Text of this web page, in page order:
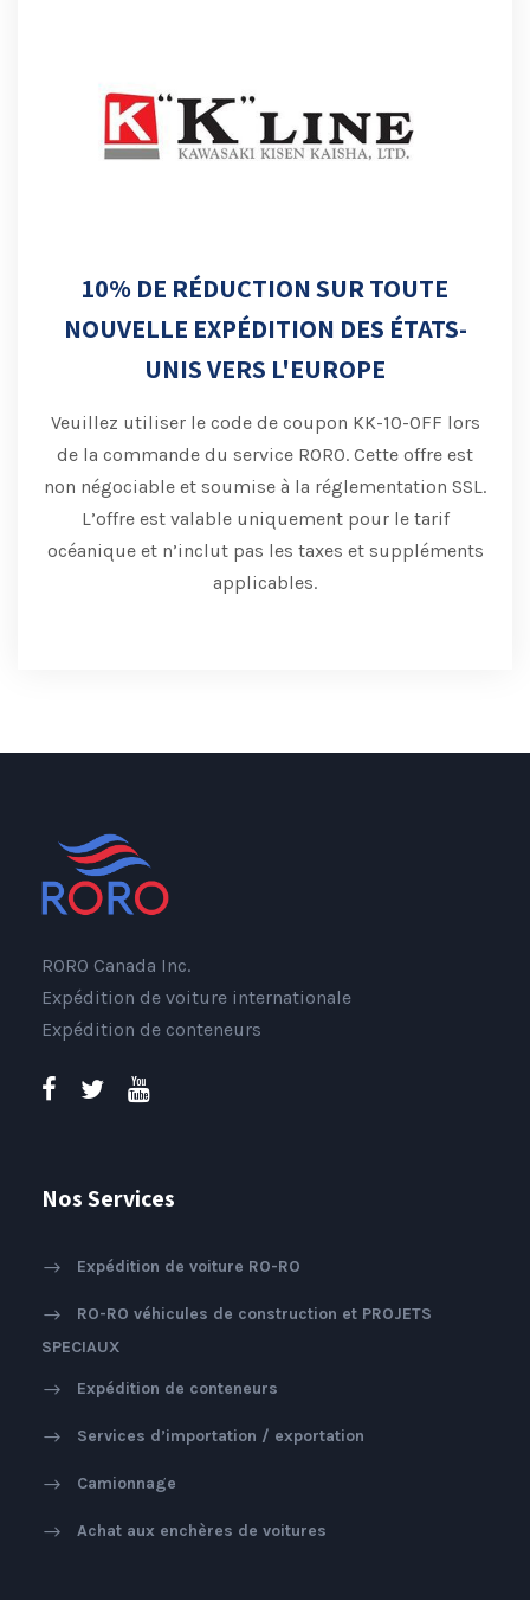
10% DE RÉDUCTION SUR TOUTE
NOUVELLE EXPÉDITION DES ÉTATS-
UNIS VERS L'EUROPE
Veuillez utiliser le code de coupon KK-10-OFF lors
de la commande du service RORO. Cette offre est
non négociable et soumise à la réglementation SSL.
L’offre est valable uniquement pour le tarif
océanique et n’inclut pas les taxes et suppléments
applicables.
RORO Canada Inc.
Expédition de voiture internationale
Expédition de conteneurs
Nos Services
Expédition de voiture RO-RO
RO-RO véhicules de construction et PROJETS
SPECIAUX
Expédition de conteneurs
Services d’importation / exportation
Camionnage
Achat aux enchères de voitures